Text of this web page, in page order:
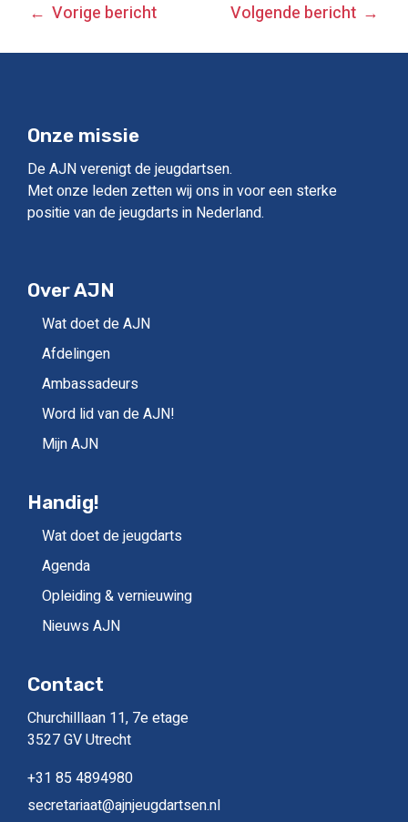
BERICHT
NAVIGATIE
Vorige bericht Volgende bericht
Onze missie
De AJN verenigt de jeugdartsen.
Met onze leden zetten wij ons in voor een sterke
positie van de jeugdarts in Nederland.
Over AJN
Wat doet de AJN
Afdelingen
Ambassadeurs
Word lid van de AJN!
Mijn AJN
Handig!
Wat doet de jeugdarts
Agenda
Opleiding & vernieuwing
Nieuws AJN
Contact
Churchilllaan 11, 7e etage
3527 GV Utrecht
+31 85 4894980
secretariaat@ajnjeugdartsen.nl